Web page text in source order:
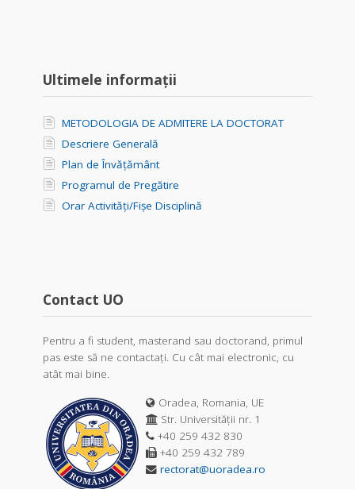
Ultimele informații
METODOLOGIA DE ADMITERE LA DOCTORAT
Descriere Generală
Plan de Învățământ
Programul de Pregătire
Orar Activități/Fișe Disciplină
Contact UO
Pentru a fi student, masterand sau doctorand, primul
pas este să ne contactați. Cu cât mai electronic, cu
atât mai bine.
Oradea, Romania, UE
Str. Universității nr. 1
+40 259 432 830
+40 259 432 789
rectorat@uoradea.ro